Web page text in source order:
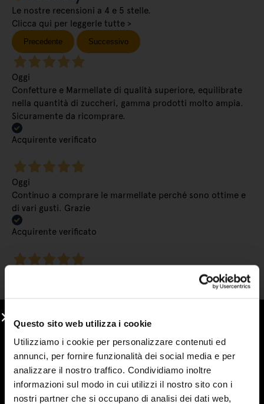
Questo sito web utilizza i cookie
Utilizziamo i cookie per personalizzare contenuti ed
annunci, per fornire funzionalità dei social media e per
analizzare il nostro traffico. Condividiamo inoltre
informazioni sul modo in cui utilizzi il nostro sito con i
nostri partner che si occupano di analisi dei dati web,
Le nostre recensioni a 4 e 5 stelle.
Clicca qui per leggerle tutte >
Precedente Successivo
Oggi
Confetture e Marmellate di qualità superiore, equilibrate
nella quantità di zuccheri, gamma prodotti molto ampia.
Sicuramente da ricomprare.
Acquirente verificato
Oggi
Continuo a comprare le marmellate perché sono ottime e
di vari gusti. Grazie
Acquirente verificato
Ieri
In effetti il prodotto è buono. Ho sentito solo due dei
vasetti acquistati ma entrambi rispondono alle mie
aspettative. Comprerò ancora dalla vs azienda